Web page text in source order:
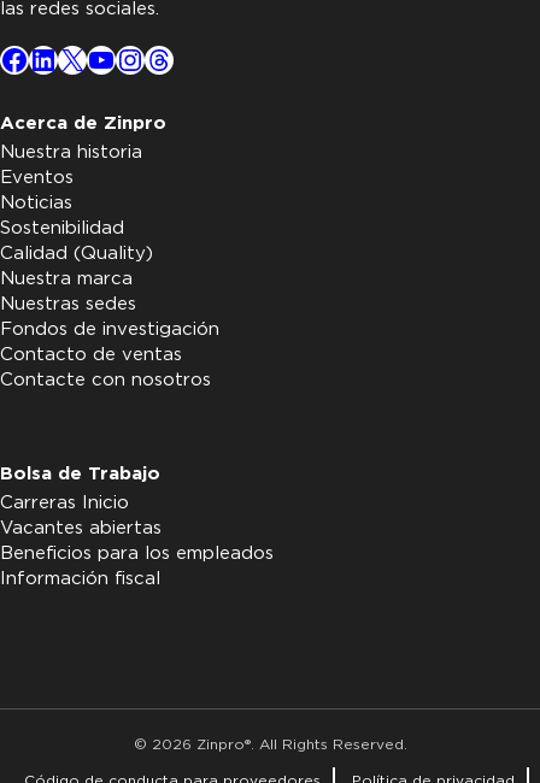
las redes sociales.
Facebook
LinkedIn
X YouTube
Instagram
Threads
Acerca de Zinpro
Nuestra historia
Eventos
Noticias
Sostenibilidad
Calidad (Quality)
Nuestra marca
Nuestras sedes
Fondos de investigación
Contacto de ventas
Contacte con nosotros
Bolsa de Trabajo
Carreras Inicio
Vacantes abiertas
Beneficios para los empleados
Información fiscal
© 2026 Zinpro®. All Rights Reserved.